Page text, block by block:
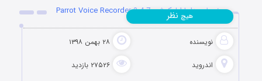
ضبط صدا با اپلیکیشن Parrot Voice Recorder 3.4.7
نویسنده ۲۸ بهمن ۱۳۹۸
اندروید ۲۷۵۲۶ بازدید
هیچ نظر